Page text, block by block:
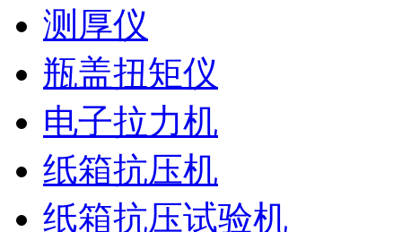
测厚仪
瓶盖扭矩仪
电子拉力机
纸箱抗压机
纸箱抗压试验机